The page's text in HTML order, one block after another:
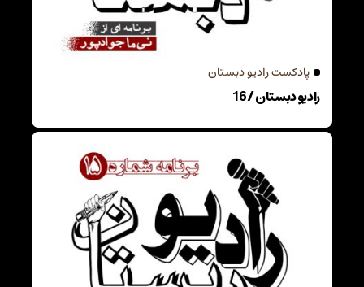
پادکست رادیو دبستان
رادیو دبستان / 16